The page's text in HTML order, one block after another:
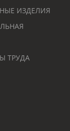
ИЗДЕЛИЯ
ТРУДА